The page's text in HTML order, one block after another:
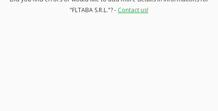
"FLTABA S.R.L."? - Contact us!